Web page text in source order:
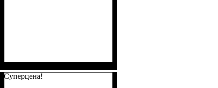
Суперцена!